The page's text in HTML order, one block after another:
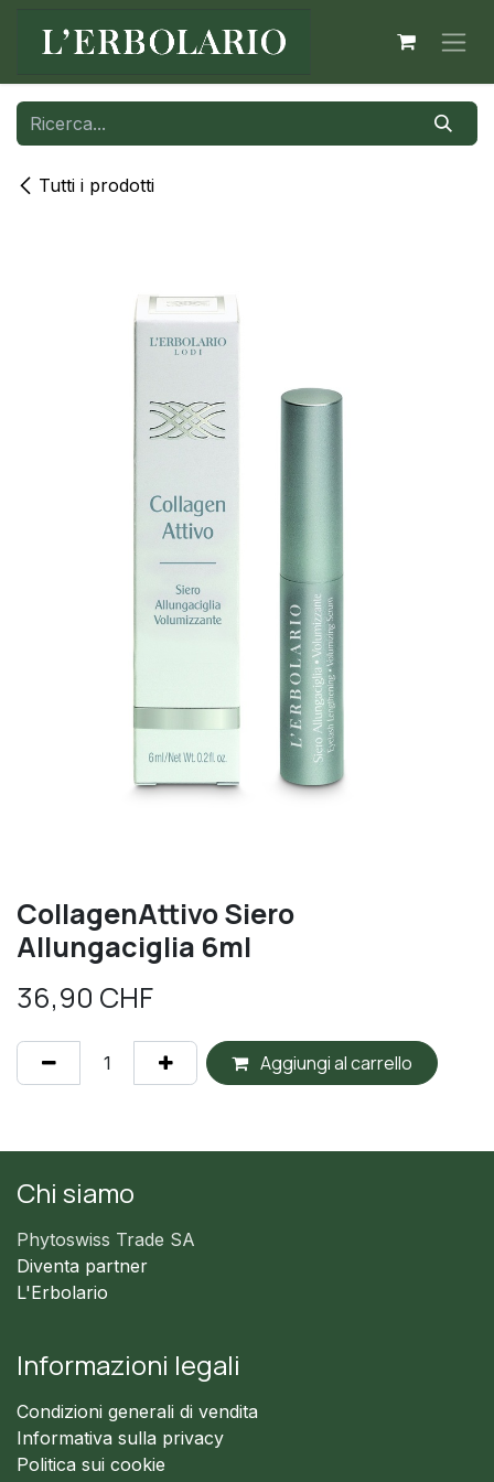
Tutti i prodotti
CollagenAttivo Siero
Allungaciglia 6ml
36,90 CHF
Aggiungi al carrello
Chi siamo
Phytoswiss Trade SA
Diventa partner
L'Erbolario
Informazioni legali
Condizioni generali di vendita
Informativa sulla privacy
Politica sui cookie